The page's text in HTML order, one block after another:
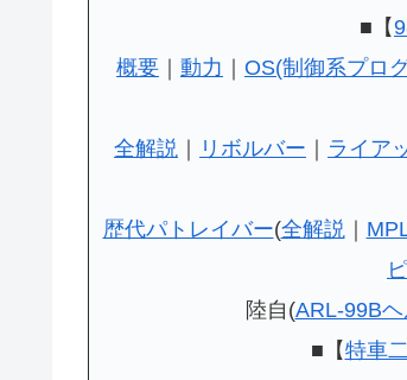
■【
概要 ｜ 動力 ｜ OS(制御系プロ
全解説 ｜ リボルバー ｜ ライア
歴代パトレイバー(全解説 ｜
陸自(ARL-99B
■【特車